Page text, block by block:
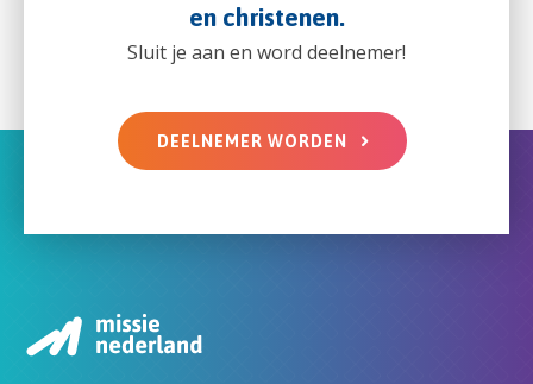
en christenen.
Sluit je aan en word deelnemer!
DEELNEMER WORDEN